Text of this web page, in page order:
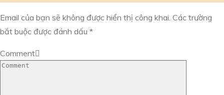
Email của bạn sẽ không được hiển thị công khai. Các trường
bắt buộc được đánh dấu *
Comment